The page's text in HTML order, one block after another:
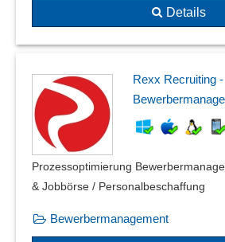
Details
Rexx Recruiting -
Prozessoptimierung
& Jobbörse / Personalbeschaffung
Bewerbermanagement